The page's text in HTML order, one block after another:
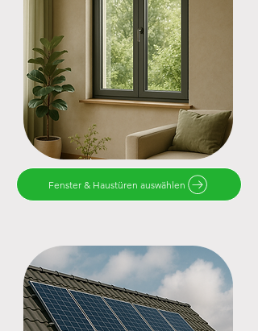
Fenster & Haustüren auswählen